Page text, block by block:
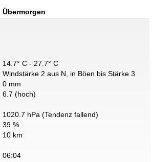
Übermorgen
14.7° C - 27.7° C
Windstärke 2 aus N, in Böen bis Stärke 3
0 mm
6.7 (hoch)
1020.7 hPa (Tendenz fallend)
39 %
10 km
06:04